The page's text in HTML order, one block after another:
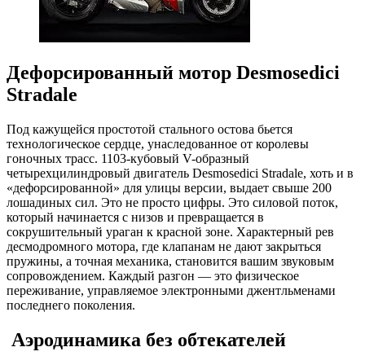
Дефорсированный мотор Desmosedici
Stradale
Под кажущейся простотой стального остова бьется
технологическое сердце, унаследованное от королевы
гоночных трасс. 1103-кубовый V-образный
четырехцилиндровый двигатель Desmosedici Stradale, хоть и в
«дефорсированной» для улицы версии, выдает свыше 200
лошадиных сил. Это не просто цифры. Это силовой поток,
который начинается с низов и превращается в
сокрушительный ураган к красной зоне. Характерный рев
десмодромного мотора, где клапанам не дают закрыться
пружины, а точная механика, становится вашим звуковым
сопровождением. Каждый разгон — это физическое
переживание, управляемое электронными джентльменами
последнего поколения.
Аэродинамика без обтекателей